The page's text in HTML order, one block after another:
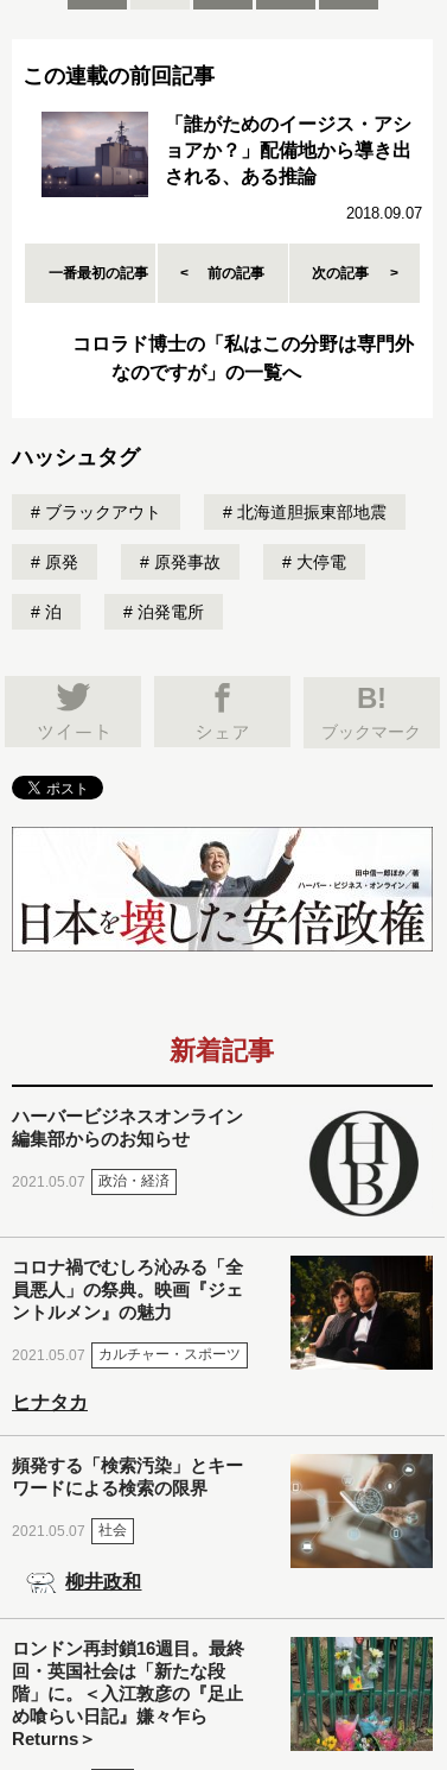
この連載の前回記事
「誰がためのイージス・アシ
ョアか？」配備地から導き出
される、ある推論
2018.09.07
一番最初の記事 前の記事 次の記事
コロラド博士の「私はこの分野は専門外
なのですが」の一覧へ
ハッシュタグ
ブラックアウト 北海道胆振東部地震
原発 原発事故 大停電
泊 泊発電所
B!
ブックマーク
新着記事
ハーバービジネスオンライン
編集部からのお知らせ
2021.05.07 政治・経済
コロナ禍でむしろ沁みる「全
員悪人」の祭典。映画『ジェ
ントルメン』の魅力
2021.05.07 カルチャー・スポーツ
ヒナタカ
頻発する「検索汚染」とキー
ワードによる検索の限界
2021.05.07 社会
柳井政和
ロンドン再封鎖16週目。最終
回・英国社会は「新たな段
階」に。＜入江敦彦の『足止
め喰らい日記』嫌々乍ら
Returns＞